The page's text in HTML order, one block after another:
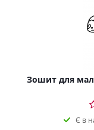
Зошит для
Є в